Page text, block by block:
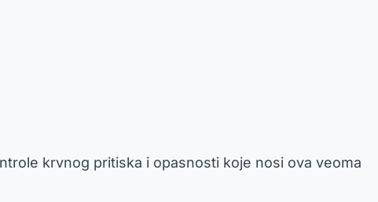
krvnog pritiska i opasnosti koje nosi ova veoma